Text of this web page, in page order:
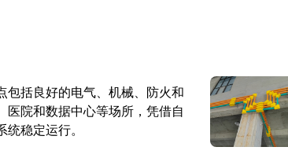
包括良好的电气、机械、防火和
医院和数据中心等场所，凭借自
稳定运行。